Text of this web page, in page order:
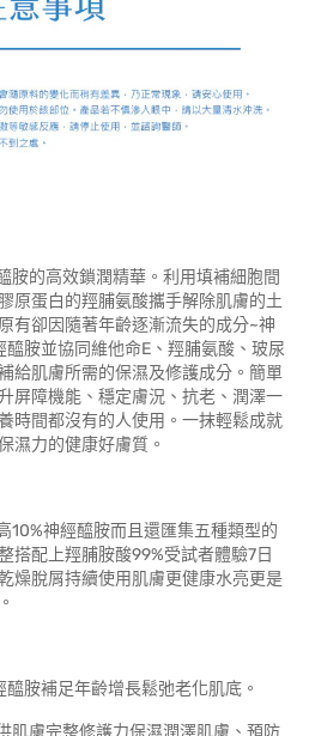
胺的高效鎖潤精華。利用填補細胞間
原蛋白的羥脯氨酸攜手解除肌膚的土
有卻因隨著年齡逐漸流失的成分~神
胺並協同維他命E、羥脯氨酸、玻尿
給肌膚所需的保濕及修護成分。簡單
屏障機能、穩定膚況、抗老、潤澤一
時間都沒有的人使用。一抹輕鬆成就
濕力的健康好膚質。
10%神經醯胺而且還匯集五種類型的
搭配上羥脯胺酸99%受試者體驗7日
燥脫屑持續使用肌膚更健康水亮更是
胺補足年齡增長鬆弛老化肌底。
肌膚完整修護力保濕潤澤肌膚、預防